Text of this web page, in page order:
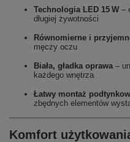
Technologia LED 15 W –
długiej żywotności
Równomierne i
męczy oczu
Biała, gładka oprawa–
każdego wnętrza
Łatwy montaż
zbędnych elementów
Komfort